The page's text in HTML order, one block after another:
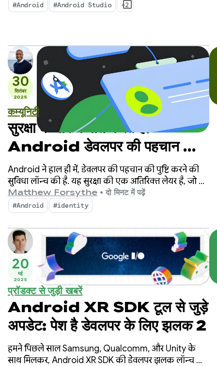
#Android #Android Studio +2
30
सितंबर
2025
कम्यूनिटी
सुरक्षा के बारे में बात करते हैं:
Android डेवलपर की पहचान की
पुष्टि करने के बारे में सबसे ज़्यादा पूछे
जाने वाले सवालों के जवाब
Android ने हाल ही में, डेवलपर की पहचान की पुष्टि करने की
सुविधा लॉन्च की है. यह सुरक्षा की एक अतिरिक्त लेयर है, जो बुरे
मकसद से काम करने वाले लोगों या ग्रुप को नुकसान पहुंचाने से
रोकती है.
Matthew Forsythe • दो मिनट में पढ़ें
#Android #identity
20
मई
2025
प्रॉडक्ट से जुड़ी खबरें
Android XR SDK टूल से जुड़े
अपडेट: पेश है डेवलपर के लिए झलक 2
हमने पिछले साल Samsung, Qualcomm, और Unity के
साथ मिलकर, Android XR SDK की डेवलपर झलक लॉन्च की